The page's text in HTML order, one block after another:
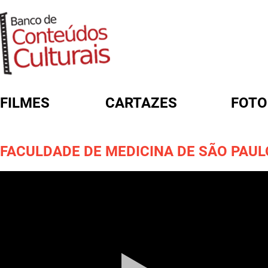
FILMES CARTAZES
FACULDADE DE MEDICINA DE SÃO
FORMULÁRIO DE BUSCA